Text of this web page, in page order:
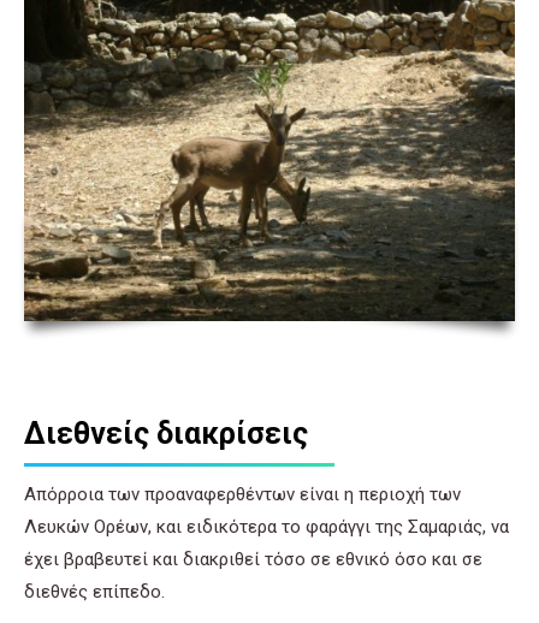
Διεθνείς διακρίσεις
Απόρροια των προαναφερθέντων είναι η περιοχή των
Λευκών Ορέων, και ειδικότερα το φαράγγι της Σαμαριάς, να
έχει βραβευτεί και διακριθεί τόσο σε εθνικό όσο και σε
διεθνές επίπεδο.